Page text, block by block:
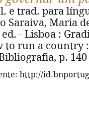
e trad. para
Saraiva, Maria
ed. - Lisboa :
to run a country
p.
http://